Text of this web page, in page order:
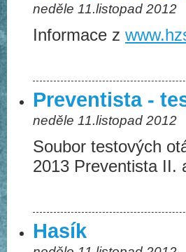
neděle 11.listopad 2012
Informace z
Preventista -
neděle 11.listopad 2012
Soubor testových
2013 Preventista II.
Hasík